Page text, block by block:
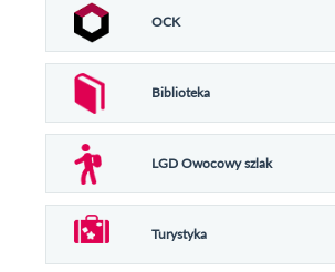
OCK
Biblioteka
LGD Owocowy szlak
Turystyka